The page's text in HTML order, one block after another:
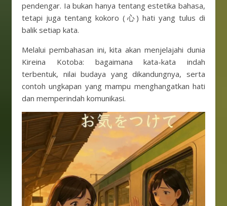
pendengar. Ia bukan hanya tentang estetika bahasa,
tetapi juga tentang kokoro (心) hati yang tulus di
balik setiap kata.
Melalui pembahasan ini, kita akan menjelajahi dunia
Kireina Kotoba: bagaimana kata-kata indah
terbentuk, nilai budaya yang dikandungnya, serta
contoh ungkapan yang mampu menghangatkan hati
dan memperindah komunikasi.